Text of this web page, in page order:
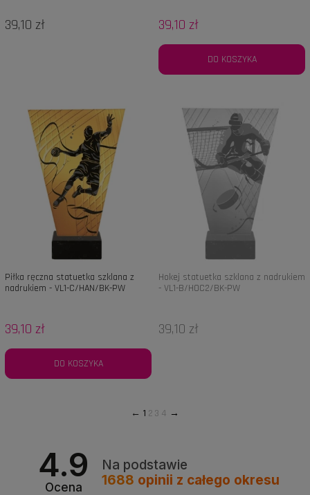
39,10 zł 39,10 zł
DO KOSZYKA
Piłka ręczna statuetka szklana z
nadrukiem - VL1-C/HAN/BK-PW
39,10 zł
DO KOSZYKA
Hokej statuetka szklana z nadrukiem
- VL1-B/HOC2/BK-PW
39,10 zł
1 2 3 4
4.9
Ocena
Na podstawie
1688 opinii z całego okresu